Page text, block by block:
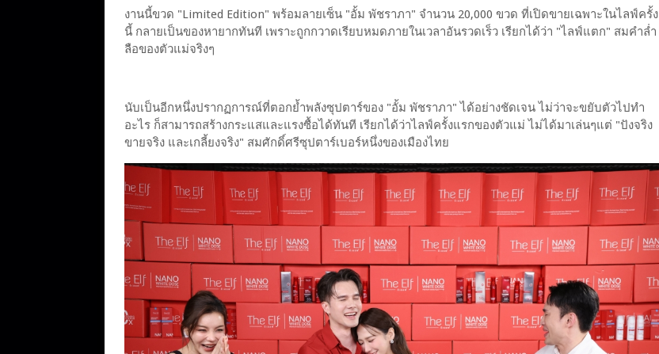
งานนี้ขวด "Limited Edition" พร้อมลายเซ็น "อั้ม พัชราภา" จำนวน 20,000 ขวด ที่เปิดขายเฉพาะในไลฟ์ครั้ง
นี้ กลายเป็นของหายากทันที เพราะถูกกวาดเรียบหมดภายในเวลาอันรวดเร็ว เรียกได้ว่า "ไลฟ์แตก" สมคำล่ำ
ลือของตัวแม่จริงๆ
นับเป็นอีกหนึ่งปรากฏการณ์ที่ตอกย้ำพลังซุปตาร์ของ "อั้ม พัชราภา" ได้อย่างชัดเจน ไม่ว่าจะขยับตัวไปทำ
อะไร ก็สามารถสร้างกระแสและแรงซื้อได้ทันที เรียกได้ว่าไลฟ์ครั้งแรกของตัวแม่ ไม่ได้มาเล่นๆแต่ "ปังจริง
ขายจริง และเกลี้ยงจริง" สมศักดิ์ศรีซุปตาร์เบอร์หนึ่งของเมืองไทย